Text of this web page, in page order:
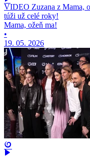
VIDEO Zuzana z Mama,
túži už celé roky!
Mama, ožeň ma!
•
19. 05. 2026